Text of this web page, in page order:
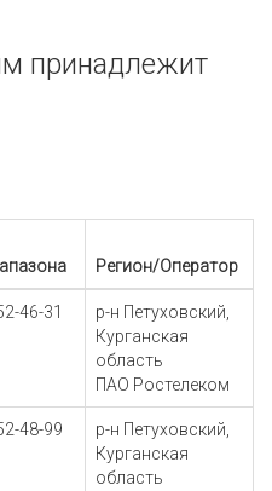
принадлежит
Регион/Оператор
46-31
р-н Петуховский,
Курганская
область
ПАО Ростелеком
48-99
р-н Петуховский,
Курганская
область